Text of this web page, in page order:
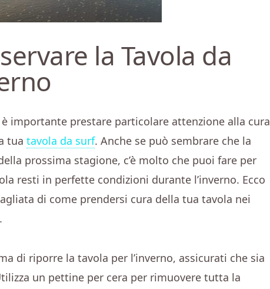
la Tavola da
importante prestare particolare attenzione alla cura
tua tavola da surf. Anche se può sembrare che la
prossima stagione, c’è molto che puoi fare per
resti in perfette condizioni durante l’inverno. Ecco
di come prendersi cura della tua tavola nei
di riporre la tavola per l’inverno, assicurati che sia
un pettine per cera per rimuovere tutta la